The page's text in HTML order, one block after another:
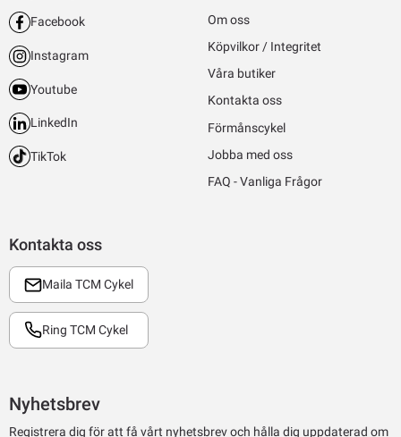
Kontakta oss
Maila TCM Cykel
Ring TCM Cykel
Facebook
Instagram
Youtube
LinkedIn
TikTok
Om oss
Köpvilkor / Integritet
Våra butiker
Kontakta oss
Förmånscykel
Jobba med oss
FAQ - Vanliga Frågor
Nyhetsbrev
Registrera dig för att få vårt nyhetsbrev och hålla dig uppdaterad om